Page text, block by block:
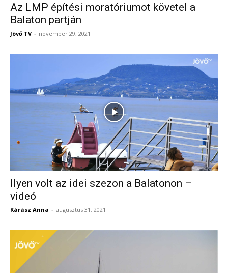
Az LMP építési moratóriumot követel a
Balaton partján
Jövő TV - november 29, 2021
Ilyen volt az idei szezon a Balatonon –
videó
Kárász Anna - augusztus 31, 2021